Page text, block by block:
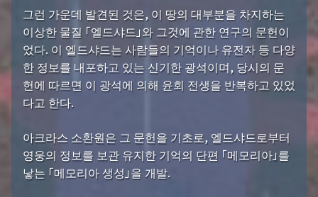
그런 가운데 발견된 것은, 이 땅의 대부분을 차지하는
이상한 물질 「엘드샤드」와 그것에 관한 연구의 문헌이
었다. 이 엘드샤드는 사람들의 기억이나 유전자 등 다양
한 정보를 내포하고 있는 신기한 광석이며, 당시의 문
헌에 따르면 이 광석에 의해 윤회 전생을 반복하고 있었
다고 한다.
아크라스 소환원은 그 문헌을 기초로, 엘드샤드로부터
영웅의 정보를 보관 유지한 기억의 단편 「메모리아」를
낳는 「메모리아 생성」을 개발.